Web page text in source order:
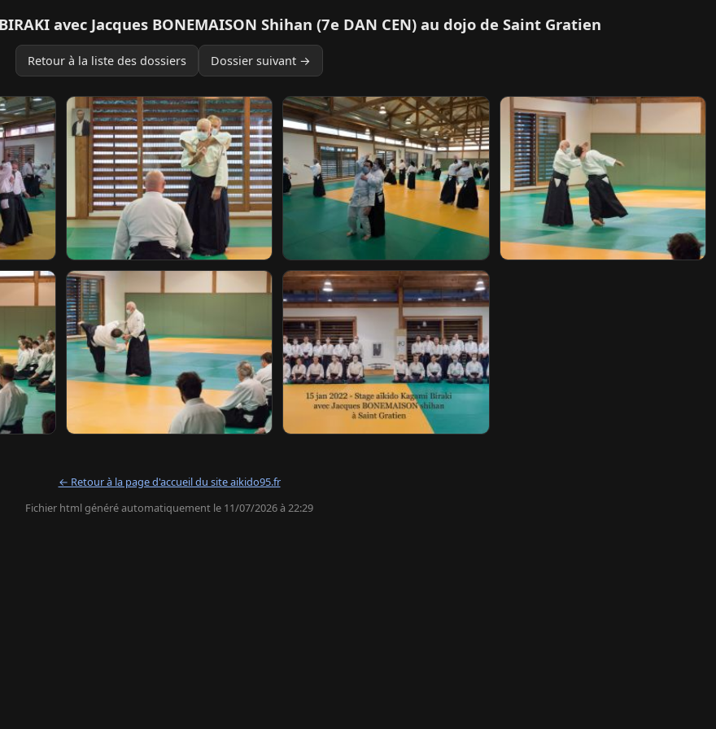
avec Jacques BONEMAISON Shihan (7e DAN CEN) au dojo de Saint Gratien
Retour à la liste des dossiers Dossier suivant →
← Retour à la page d'accueil du site aikido95.fr
Fichier html généré automatiquement le 11/07/2026 à 22:29